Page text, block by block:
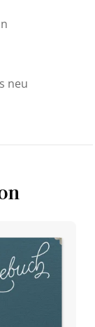
neu